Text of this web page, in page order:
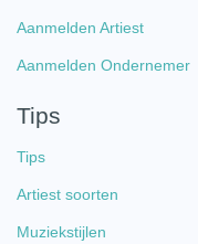
Aanmelden Artiest
Aanmelden Ondernemer
Tips
Tips
Artiest soorten
Muziekstijlen